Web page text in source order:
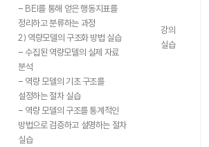
- BEI를 통해 얻은 행동지표를
정리하고 분류하는 과정
2) 역량모델의 구조화 방법 실습
- 수집된 역량모델의 실제 자료
분석
- 역량 모델의 기초 구조를
설정하는 절차 실습
- 역량 모델의 구조를 통계적인
방법으로 검증하고 설명하는 절차
실습
강의
실습